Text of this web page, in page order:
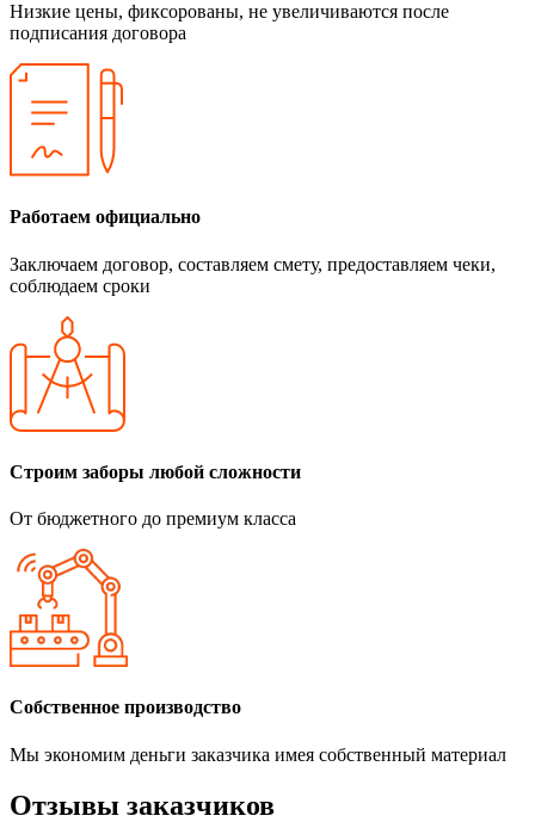
Низкие цены, фиксорованы, не увеличиваются после
подписания договора
Работаем официально
Заключаем договор, составляем смету, предоставляем чеки,
соблюдаем сроки
Строим заборы любой сложности
От бюджетного до премиум класса
Собственное производство
Мы экономим деньги заказчика имея собственный материал
Отзывы заказчиков